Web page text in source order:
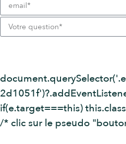
if(e.target===this)
/* clic sur le pseudo